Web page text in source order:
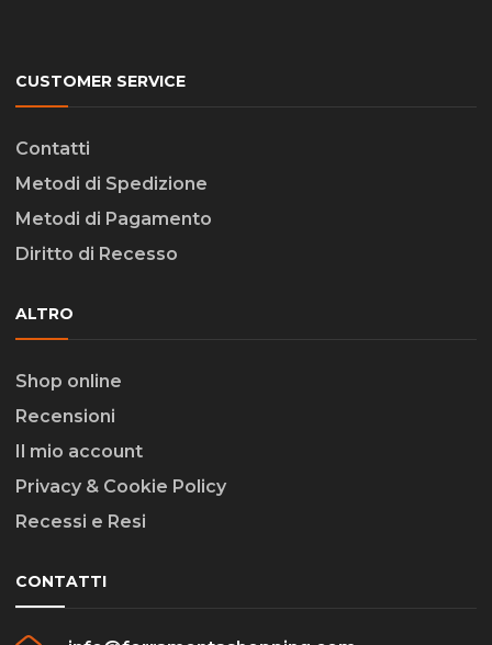
CUSTOMER SERVICE
Contatti
Metodi di Spedizione
Metodi di Pagamento
Diritto di Recesso
ALTRO
Shop online
Recensioni
Il mio account
Privacy & Cookie Policy
Recessi e Resi
CONTATTI